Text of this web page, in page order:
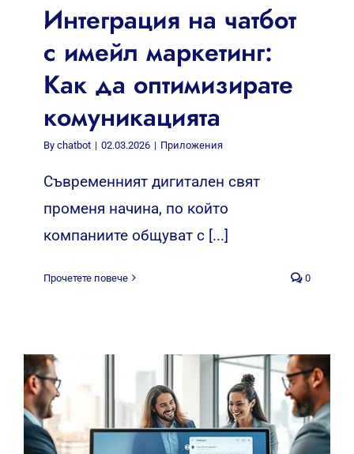
Интеграция на чатбот
с имейл маркетинг:
Как да оптимизирате
комуникацията
By chatbot | 02.03.2026 | Приложения
Съвременният дигитален свят
променя начина, по който
компаниите общуват с [...]
Прочетете повече 0